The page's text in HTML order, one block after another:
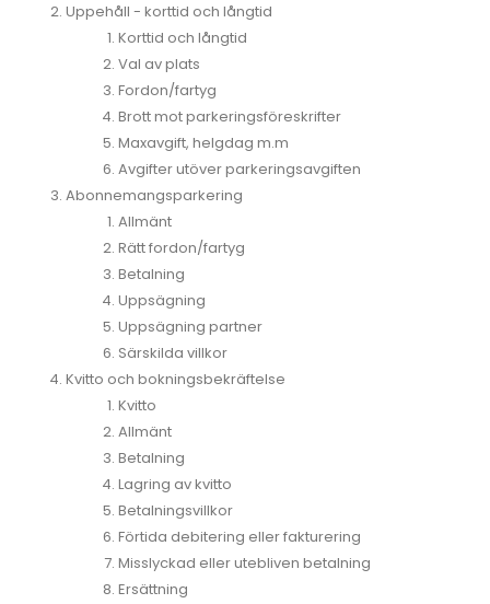
Uppehåll - korttid och långtid
Korttid och långtid
Val av plats
Fordon/fartyg
Brott mot parkeringsföreskrifter
Maxavgift, helgdag m.m
Avgifter utöver parkeringsavgiften
Abonnemangsparkering
Allmänt
Rätt fordon/fartyg
Betalning
Uppsägning
Uppsägning partner
Särskilda villkor
Kvitto och bokningsbekräftelse
Kvitto
Allmänt
Betalning
Lagring av kvitto
Betalningsvillkor
Förtida debitering eller fakturering
Misslyckad eller utebliven betalning
Ersättning